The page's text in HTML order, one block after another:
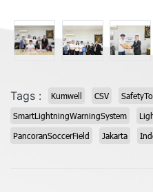
Tags : Kumwell CSV
SmartLightningWarningSystem
PancoranSoccerField
Jakarta